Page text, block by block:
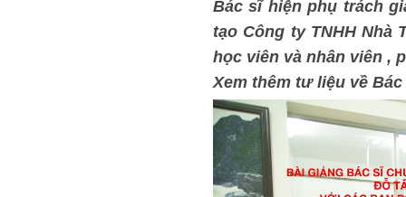
Bác sĩ hiện phụ trách
tạo Công ty TNHH
học viên và nhân viên ,
Xem thêm tư liệu về